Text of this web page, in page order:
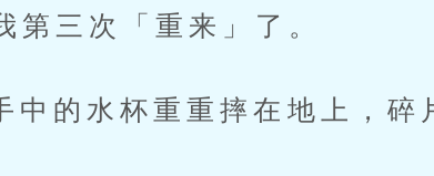
第三次「重来」了。
水杯重重摔在地上，碎片